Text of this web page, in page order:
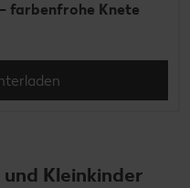
farbenfrohe Knete
Kleinkinder